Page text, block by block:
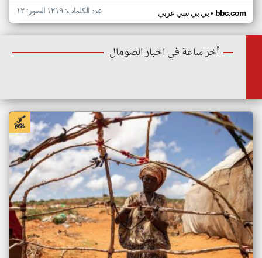
بي بي سي عربي• bbc.com عدد الكلمات: ١٢١٩ الصور: ١٢
أخر ساعة في اخبار الصومال